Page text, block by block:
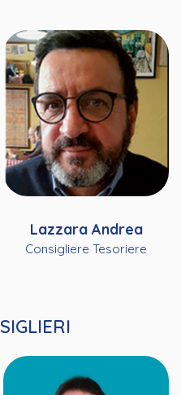
Lazzara Andrea
Consigliere Tesoriere